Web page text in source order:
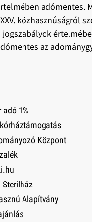
adómentes.
közhasznúságról
az
adó 1%
Központ
Alapítvány